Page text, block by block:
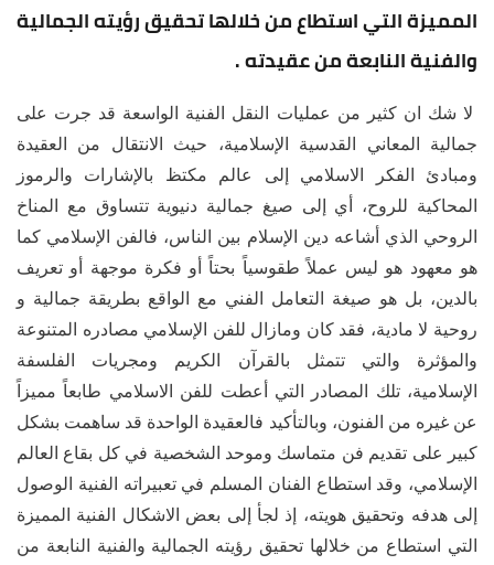
المميزة التي استطاع من خلالها تحقيق رؤيته الجمالية
والفنية النابعة من عقيدته .
لا شك ان كثير من عمليات النقل الفنية الواسعة قد جرت على
جمالية المعاني القدسية الإسلامية، حيث الانتقال من العقيدة
ومبادئ الفكر الاسلامي إلى عالم مكتظ بالإشارات والرموز
المحاكية للروح، أي إلى صيغ جمالية دنيوية تتساوق مع المناخ
الروحي الذي أشاعه دين الإسلام بين الناس، فالفن الإسلامي كما
هو معهود هو ليس عملاً طقوسياً بحتاً أو فكرة موجهة أو تعريف
بالدين، بل هو صيغة التعامل الفني مع الواقع بطريقة جمالية و
روحية لا مادية، فقد كان ومازال للفن الإسلامي مصادره المتنوعة
والمؤثرة والتي تتمثل بالقرآن الكريم ومجريات الفلسفة
الإسلامية، تلك المصادر التي أعطت للفن الاسلامي طابعاً مميزاً
عن غيره من الفنون، وبالتأكيد فالعقيدة الواحدة قد ساهمت بشكل
كبير على تقديم فن متماسك وموحد الشخصية في كل بقاع العالم
الإسلامي، وقد استطاع الفنان المسلم في تعبيراته الفنية الوصول
إلى هدفه وتحقيق هويته، إذ لجأ إلى بعض الاشكال الفنية المميزة
التي استطاع من خلالها تحقيق رؤيته الجمالية والفنية النابعة من